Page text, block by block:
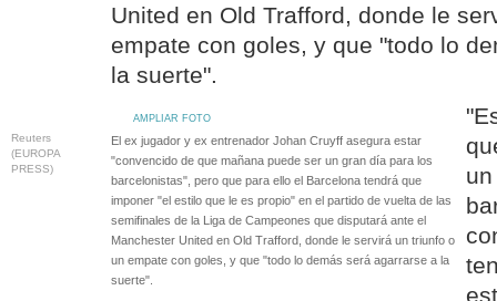
United en Old Trafford, donde le
empate con goles, y que "todo lo
la suerte".
AMPLIAR FOTO
Reuters
(EUROPA
PRESS)
El ex jugador y ex entrenador Johan Cruyff asegura estar
"convencido de que mañana puede ser un gran día para los
barcelonistas", pero que para ello el Barcelona tendrá que
imponer "el estilo que le es propio" en el partido de vuelta de las
semifinales de la Liga de Campeones que disputará ante el
Manchester United en Old Trafford, donde le servirá un triunfo o
un empate con goles, y que "todo lo demás será agarrarse a la
suerte".